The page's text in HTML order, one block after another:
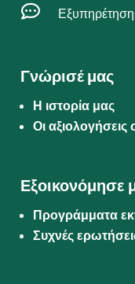

Γνώρισέ μας
Η ιστορία μας
Οι
Εξοικονόμησε
Προγράμματα
Συχνές